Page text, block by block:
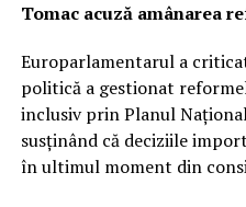
Tomac acuză amânarea
Europarlamentarul a
politică a gestionat
inclusiv prin Planul
susținând că deciziile
în ultimul moment din